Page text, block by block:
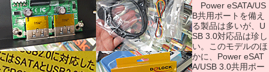
Power eSATA/US
B共用ポートを備え
る製品は多いが、U
SB 3.0対応品は珍し
い。このモデルのほ
かに、Power eSAT
A/USB 3.0共用ポー